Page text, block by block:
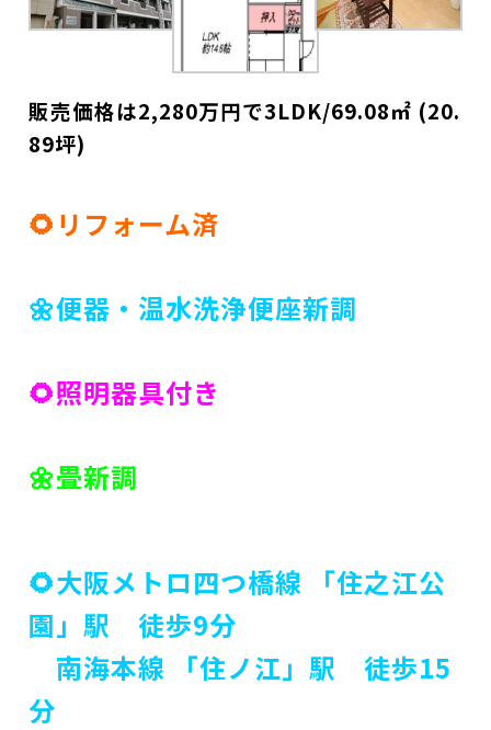
販売価格は2,280万円で3LDK/69.08㎡ (20.
89坪)
🌻リフォーム済
🌼便器・温水洗浄便座新調
🌻照明器具付き
🌼畳新調
🌻大阪メトロ四つ橋線 「住之江公
園」駅 徒歩9分
南海本線 「住ノ江」駅 徒歩15
分